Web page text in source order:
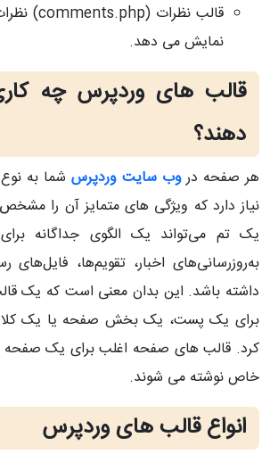
قالب نظرات (comments.php
)
نمایش می دهد.
قالب های وردپرس چه
دهند؟
هر صفحه دروب سایت وردپرس شما به
نیاز دارد که ویژگی های متمایز آن را
یک تم می‌تواند یک الگوی جداگانه
به‌روزرسانی‌های اخبار، تقویم‌ها، فایل‌های
داشته باشد. این بدان معنی است که یک
برای یک پست، یک بخش صفحه یا یک
کرد. قالب های صفحه اغلب برای یک صفحه
خاص نوشته می شوند.
انواع قالب های وردپرس